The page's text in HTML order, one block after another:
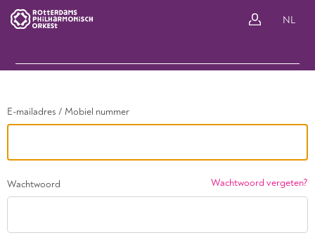
NL
E-mailadres / Mobiel nummer
Wachtwoord Wachtwoord vergeten?